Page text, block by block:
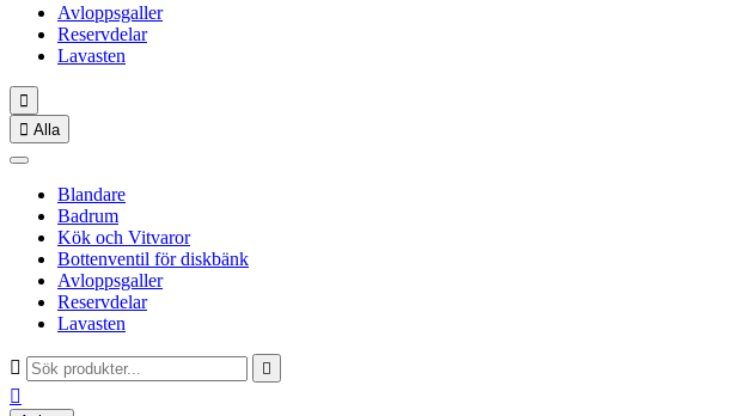
Avloppsgaller
Reservdelar
Lavasten

 Alla
Blandare
Badrum
Kök och Vitvaror
Bottenventil för diskbänk
Avloppsgaller
Reservdelar
Lavasten
 
